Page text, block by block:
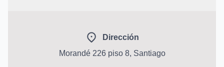
Dirección
Morandé 226 piso 8, Santiago